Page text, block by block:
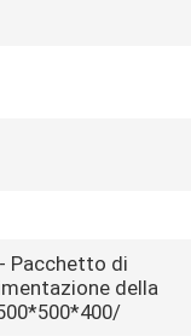
Pacchetto di
della